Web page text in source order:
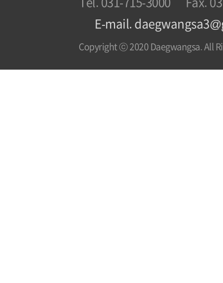
Tel. 031-715-3000
Fax.
E-mail.
Copyright ⓒ 2020 Daegwangsa. All